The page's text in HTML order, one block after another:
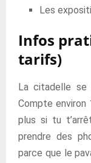
Les
Infos
tarifs)
La citadelle se
Compte environ
plus si tu
prendre des
parce que le